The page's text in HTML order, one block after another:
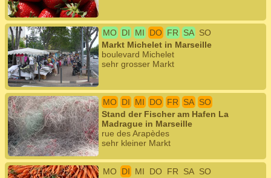
MO DI MI DO FR SA SO
Markt Michelet in Marseille
boulevard Michelet
sehr grosser Markt
MO DI MI DO FR SA SO
Stand der Fischer am Hafen La
Madrague in Marseille
rue des Arapèdes
sehr kleiner Markt
MO DI MI DO FR SA SO